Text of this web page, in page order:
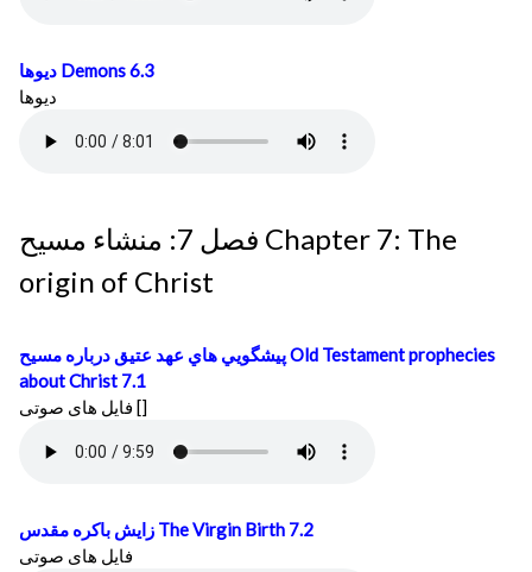
Demons 6.3
ديوها
فصل 7: منشاء مسيح Chapter 7: The
origin of Christ
Old Testament prophecies
about Christ 7.1
فایل های صوتی []
The Virgin Birth 7.2
فایل های صوتی